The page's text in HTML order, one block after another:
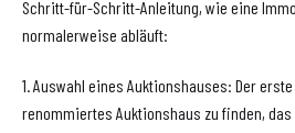
Schritt-für-Schritt-Anleitung, wie eine
normalerweise abläuft:
1. Auswahl eines Auktionshauses: Der
renommiertes Auktionshaus zu finden, das